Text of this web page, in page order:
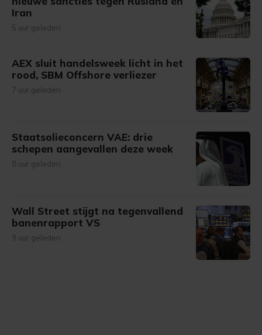
Iran
5 uur geleden
AEX sluit handelsweek licht in het
rood, SBM Offshore verliezer
7 uur geleden
Staatsolieconcern VAE: drie
schepen aangevallen deze week
8 uur geleden
Wall Street stijgt na tegenvallend
banenrapport VS
9 uur geleden